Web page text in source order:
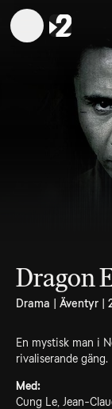
Dragon
Drama | Äventyr |
En mystisk man i
rivaliserande gäng.
Med:
Cung Le, Jean-